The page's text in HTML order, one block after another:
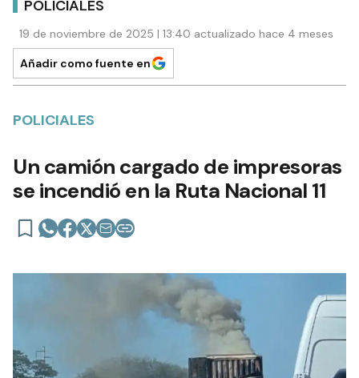
POLICIALES
19 de noviembre de 2025 | 13:40 actualizado hace 4 meses
Añadir como fuente en
POLICIALES
Un camión cargado de impresoras
se incendió en la Ruta Nacional 11